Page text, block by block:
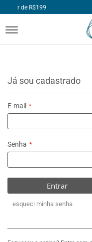
Já sou cadastrado
E-mail
Senha
Entrar
esqueci minha senha